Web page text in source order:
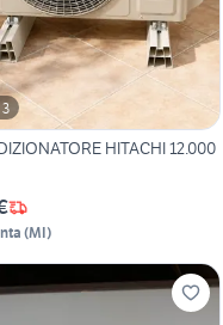
3
HITACHI 12.000
(MI)